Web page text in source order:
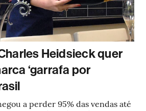
Heidsieck quer
‘garrafa por
a perder 95% das vendas até